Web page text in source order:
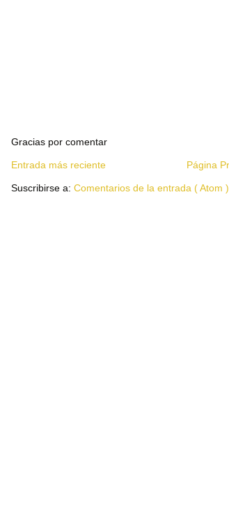
Gracias por comentar
Entrada más reciente Página
Suscribirse a: Comentarios de la entrada ( Atom )